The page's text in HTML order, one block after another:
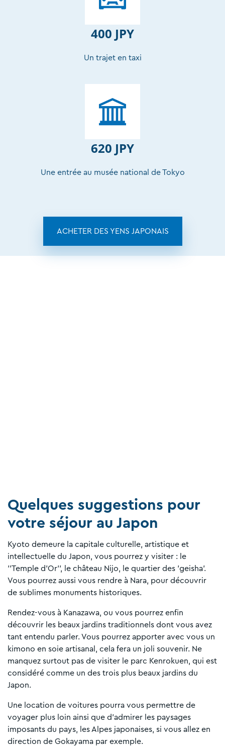
400 JPY
Un trajet en taxi
620 JPY
Une entrée au musée national de Tokyo
ACHETER DES YENS JAPONAIS
Quelques suggestions pour
votre séjour au Japon
Kyoto demeure la capitale culturelle, artistique et
intellectuelle du Japon, vous pourrez y visiter : le
''Temple d'Or'', le château Nijo, le quartier des 'geisha'.
Vous pourrez aussi vous rendre à Nara, pour découvrir
de sublimes monuments historiques.
Rendez-vous à Kanazawa, ou vous pourrez enfin
découvrir les beaux jardins traditionnels dont vous avez
tant entendu parler. Vous pourrez apporter avec vous un
kimono en soie artisanal, cela fera un joli souvenir. Ne
manquez surtout pas de visiter le parc Kenrokuen, qui est
considéré comme un des trois plus beaux jardins du
Japon.
Une location de voitures pourra vous permettre de
voyager plus loin ainsi que d'admirer les paysages
imposants du pays, les Alpes japonaises, si vous allez en
direction de Gokayama par exemple.